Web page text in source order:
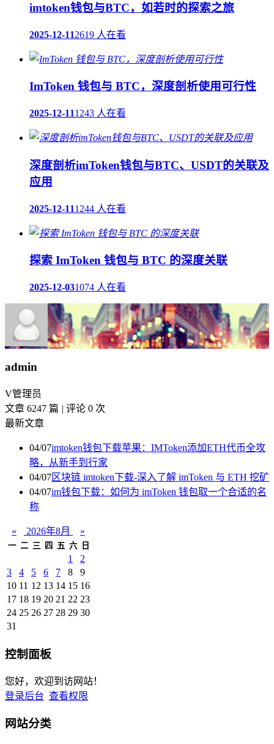
imtoken钱包与BTC，如若时的探索之旅
2025-12-112619 人在看
ImToken 钱包与 BTC，深度剖析使用可行性
2025-12-111243 人在看
深度剖析imToken钱包与BTC、USDT的关联及
应用
2025-12-111244 人在看
探索 ImToken 钱包与 BTC 的深度关联
2025-12-031074 人在看
admin
V管理员
文章 6247 篇 | 评论 0 次
最新文章
04/07imtoken钱包下载苹果：IMToken添加ETH代币全攻
略，从新手到行家
04/07区块链 imtoken下载-深入了解 imToken 与 ETH 挖矿
04/07im钱包下载：如何为 imToken 钱包取一个合适的名
称
« 2026年8月 »
一 二 三 四 五 六 日
1
2
3
4 5 6 7 8
9
10 11 12 13 14 15 16
17 18 19 20 21 22 23
24 25 26 27 28 29 30
31
控制面板
您好，欢迎到访网站！
登录后台 查看权限
网站分类